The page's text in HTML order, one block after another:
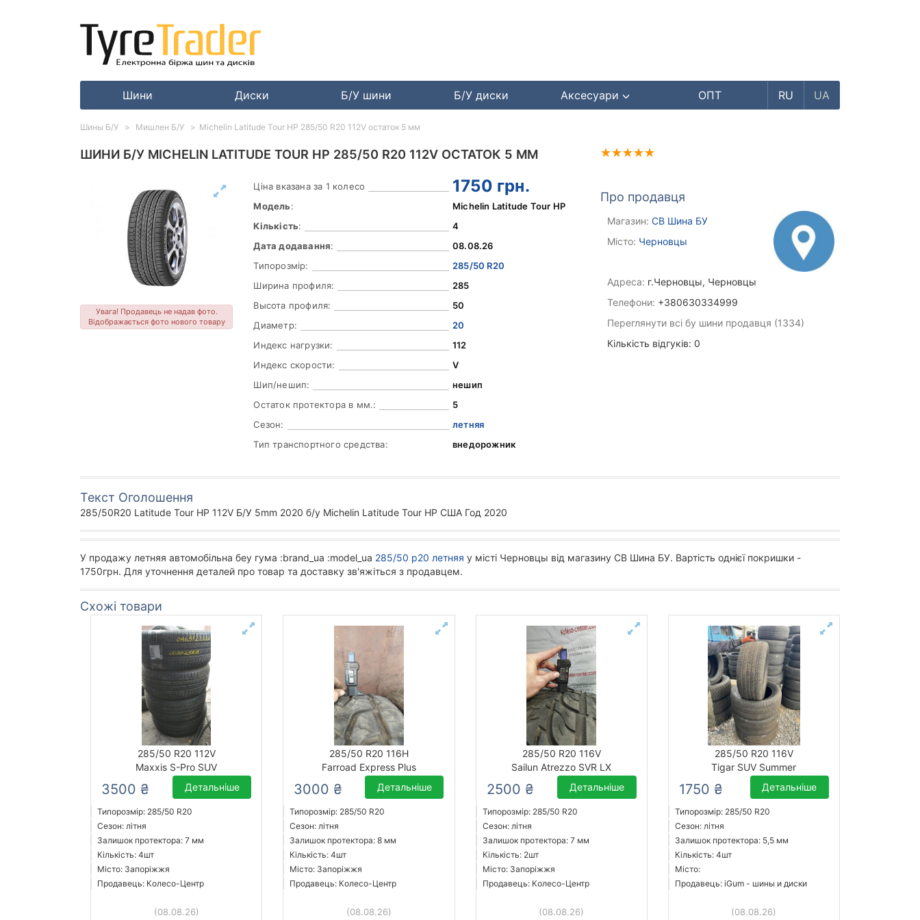
Шини Диски Б/У шини Б/У диски Аксесуари ОПТ RU UA
ШИНИ Б/У MICHELIN LATITUDE TOUR HP 285/50 R20 112V ОСТАТОК 5 ММ
Увага! Продавець не надав фото.
Відображається фото нового товару
Ціна вказана за 1 колесо 1750 грн.
Модель:
Michelin Latitude Tour HP
Кількість:
4
Дата додавання:
08.08.26
Типорозмір:
285/50 R20
Ширина профиля:
285
Высота профиля:
50
Диаметр:
20
Индекс нагрузки:
112
Индекс скорости:
V
Шип/нешип:
нешип
Остаток протектора в мм.:
5
Сезон:
летняя
Тип транспортного средства:
внедорожник
Про продавця
Магазин: СВ Шина БУ
Місто: Черновцы
Адреса: г.Черновцы, Черновцы
Телефони: +380630334999
Переглянути всі бу шини продавця (1334)
Кількість відгуків: 0
Текст Оголошення
285/50R20 Latitude Tour HP 112V Б/У 5mm 2020 б/у Michelin Latitude Tour HP США Год 2020
У продажу летняя автомобільна беу гума :brand_ua :model_ua 285/50 р20 летняя у місті Черновцы від магазину СВ Шина БУ. Вартість однієї покришки -
1750грн. Для уточнення деталей про товар та доставку зв'яжіться з продавцем.
Схожі товари
285/50 R20 112V
Maxxis S-Pro SUV
3500 ₴ Детальніше
Типорозмір: 285/50 R20
Сезон: літня
Залишок протектора: 7 мм
Кількість: 4шт
Місто: Запоріжжя
Продавець: Колесо-Центр
(08.08.26)
285/50 R20 116H
Farroad Express Plus
3000 ₴ Детальніше
Типорозмір: 285/50 R20
Сезон: літня
Залишок протектора: 8 мм
Кількість: 4шт
Місто: Запоріжжя
Продавець: Колесо-Центр
(08.08.26)
285/50 R20 116V
Sailun Atrezzo SVR LX
2500 ₴ Детальніше
Типорозмір: 285/50 R20
Сезон: літня
Залишок протектора: 7 мм
Кількість: 2шт
Місто: Запоріжжя
Продавець: Колесо-Центр
(08.08.26)
285/50 R20 116V
Tigar SUV Summer
1750 ₴ Детальніше
Типорозмір: 285/50 R20
Сезон: літня
Залишок протектора: 5,5 мм
Кількість: 4шт
Місто:
Продавець: iGum - шины и диски
(08.08.26)
Шины Б/У Мишлен Б/У Michelin Latitude Tour HP 285/50 R20 112V остаток 5 мм